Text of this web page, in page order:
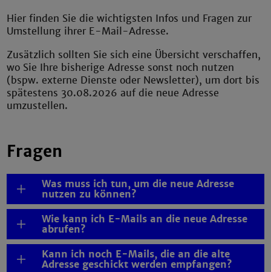
Hier finden Sie die wichtigsten Infos und Fragen zur
Umstellung ihrer E-Mail-Adresse.
Zusätzlich sollten Sie sich eine Übersicht verschaffen,
wo Sie Ihre bisherige Adresse sonst noch nutzen
(bspw. externe Dienste oder Newsletter), um dort bis
spätestens 30.08.2026 auf die neue Adresse
umzustellen.
Fragen
Was muss ich tun, um die neue Adresse
nutzen zu können?
Wie kann ich E-Mails an die neue Adresse
abrufen?
Kann ich noch E-Mails, die an die alte
Adresse geschickt werden empfangen?